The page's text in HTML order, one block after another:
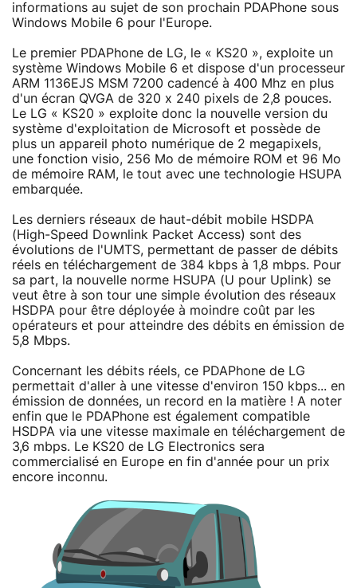
informations au sujet de son prochain PDAPhone sous
Windows Mobile 6 pour l'Europe.
Le premier PDAPhone de LG, le « KS20 », exploite un
système Windows Mobile 6 et dispose d'un processeur
ARM 1136EJS MSM 7200 cadencé à 400 Mhz en plus
d'un écran QVGA de 320 x 240 pixels de 2,8 pouces.
Le LG « KS20 » exploite donc la nouvelle version du
système d'exploitation de Microsoft et possède de
plus un appareil photo numérique de 2 megapixels,
une fonction visio, 256 Mo de mémoire ROM et 96 Mo
de mémoire RAM, le tout avec une technologie HSUPA
embarquée.
Les derniers réseaux de haut-débit mobile HSDPA
(High-Speed Downlink Packet Access) sont des
évolutions de l'UMTS, permettant de passer de débits
réels en téléchargement de 384 kbps à 1,8 mbps. Pour
sa part, la nouvelle norme HSUPA (U pour Uplink) se
veut être à son tour une simple évolution des réseaux
HSDPA pour être déployée à moindre coût par les
opérateurs et pour atteindre des débits en émission de
5,8 Mbps.
Concernant les débits réels, ce PDAPhone de LG
permettait d'aller à une vitesse d'environ 150 kbps... en
émission de données, un record en la matière ! A noter
enfin que le PDAPhone est également compatible
HSDPA via une vitesse maximale en téléchargement de
3,6 mbps. Le KS20 de LG Electronics sera
commercialisé en Europe en fin d'année pour un prix
encore inconnu.